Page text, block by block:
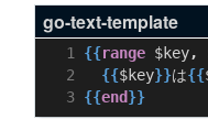
go-text-template
{{range $key,
{{$key}}は{{
{{end}}